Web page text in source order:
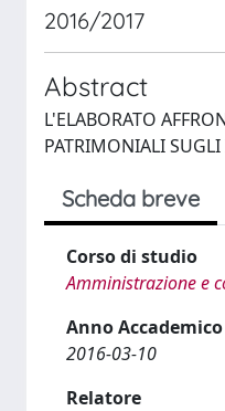
2016/2017
Abstract
L'ELABORATO
PATRIMONIALI
Scheda breve
Corso di studio
Amministrazione e
Anno Accademico
2016-03-10
Relatore